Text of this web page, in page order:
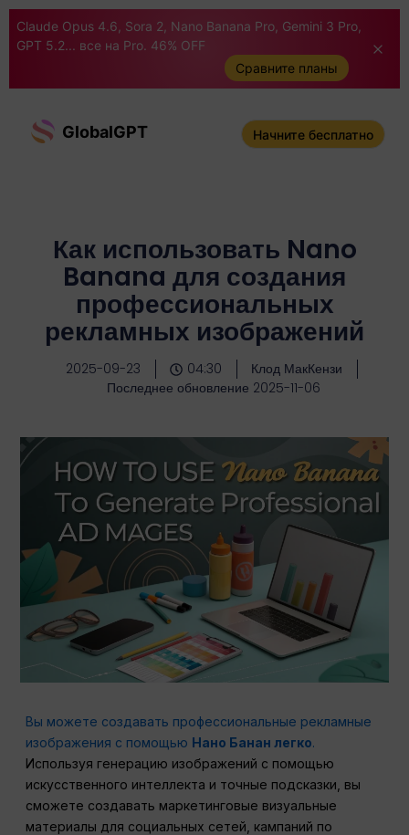
Claude Opus 4.6, Sora 2, Nano Banana Pro, Gemini 3 Pro,
GPT 5.2... все на Pro. 46% OFF
Сравните планы
GlobalGPT Начните бесплатно
Как использовать Nano
Banana для создания
профессиональных
рекламных изображений
2025-09-23 04:30
Клод МакКензи
Последнее обновление 2025-11-06
Вы можете создавать профессиональные рекламные
изображения с помощью Нано Банан легко.
Используя генерацию изображений с помощью
искусственного интеллекта и точные подсказки, вы
сможете создавать маркетинговые визуальные
материалы для социальных сетей, кампаний по